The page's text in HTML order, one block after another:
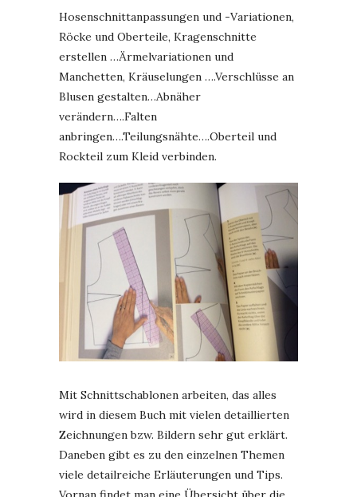
Hosenschnittanpassungen und -Variationen,
Röcke und Oberteile, Kragenschnitte
erstellen …Ärmelvariationen und
Manchetten, Kräuselungen ….Verschlüsse an
Blusen gestalten…Abnäher
verändern….Falten
anbringen….Teilungsnähte….Oberteil und
Rockteil zum Kleid verbinden.
Mit Schnittschablonen arbeiten, das alles
wird in diesem Buch mit vielen detaillierten
Zeichnungen bzw. Bildern sehr gut erklärt.
Daneben gibt es zu den einzelnen Themen
viele detailreiche Erläuterungen und Tips.